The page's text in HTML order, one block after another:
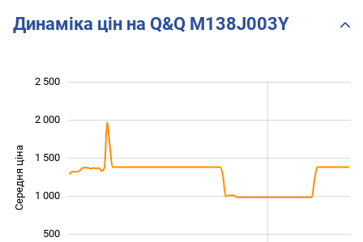
Динаміка цін на Q&Q M138J003Y
Середня ціна
500
1 000
1 500
2 000
2 500